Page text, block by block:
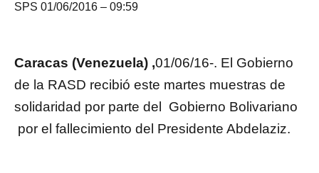
SPS 01/06/2016 – 09:59
Caracas (Venezuela) ,01/06/16-. El Gobierno
de la RASD recibió este martes muestras de
solidaridad por parte del Gobierno Bolivariano
por el fallecimiento del Presidente Abdelaziz.